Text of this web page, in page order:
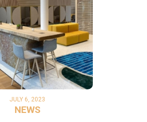
JULY 6, 2023
NEWS